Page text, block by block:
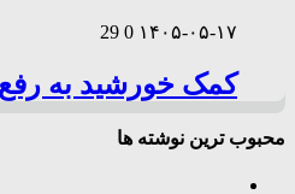
۱۴۰۵-۰۵-۱۷ 0
29
کمک خورشید به رفع
محبوب ترین نوشته ها